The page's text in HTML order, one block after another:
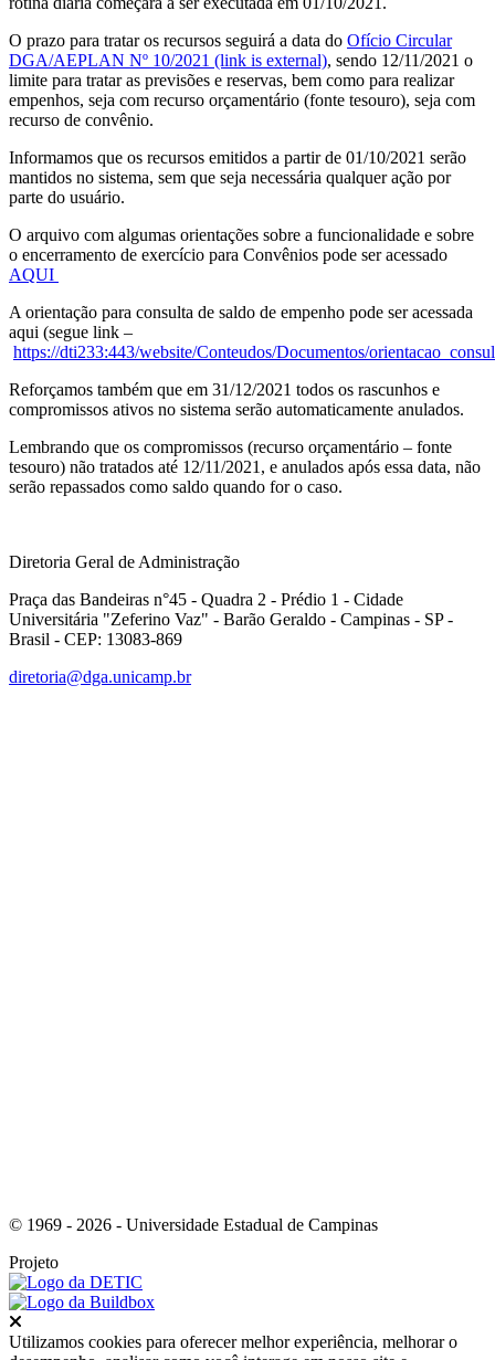
O prazo para tratar os recursos seguirá a data do Ofício Circular
DGA/AEPLAN Nº 10/2021 (link is external), sendo 12/11/2021 o
limite para tratar as previsões e reservas, bem como para realizar
empenhos, seja com recurso orçamentário (fonte tesouro), seja com
recurso de convênio.
Informamos que os recursos emitidos a partir de 01/10/2021 serão
mantidos no sistema, sem que seja necessária qualquer ação por
parte do usuário.
O arquivo com algumas orientações sobre a funcionalidade e sobre
o encerramento de exercício para Convênios pode ser acessado
AQUI
A orientação para consulta de saldo de empenho pode ser acessada
aqui (segue link –
https://dti233:443/website/Conteudos/Documentos/
Reforçamos também que em 31/12/2021 todos os rascunhos e
compromissos ativos no sistema serão automaticamente anulados.
Lembrando que os compromissos (recurso orçamentário – fonte
tesouro) não tratados até 12/11/2021, e anulados após essa data, não
serão repassados como saldo quando for o caso.
Diretoria Geral de Administração
Praça das Bandeiras n°45 - Quadra 2 - Prédio 1 - Cidade
Universitária "Zeferino Vaz" - Barão Geraldo - Campinas - SP -
Brasil - CEP: 13083-869
diretoria@dga.unicamp.br
© 1969 - 2026 - Universidade Estadual de Campinas
Projeto
Utilizamos cookies para oferecer melhor experiência, melhorar o